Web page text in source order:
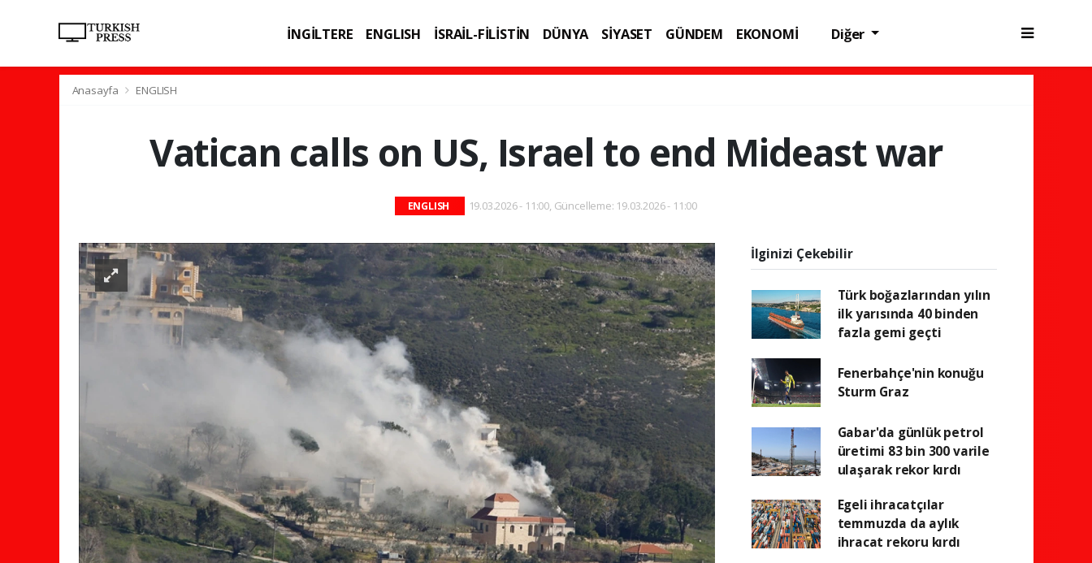
İNGİLTERE ENGLISH İSRAİL-FİLİSTİN DÜNYA SİYASET GÜNDEM
EKONOMİ
Diğer
Anasayfa ENGLISH
Vatican calls on US, Israel to end Mideast war
ENGLISH 19.03.2026 - 11:00, Güncelleme: 19.03.2026 - 11:00
İlginizi Çekebilir
Türk boğazlarından yılın
ilk yarısında 40 binden
fazla gemi geçti
Fenerbahçe'nin konuğu
Sturm Graz
Gabar'da günlük petrol
üretimi 83 bin 300 varile
ulaşarak rekor kırdı
Egeli ihracatçılar
temmuzda da aylık
ihracat rekoru kırdı